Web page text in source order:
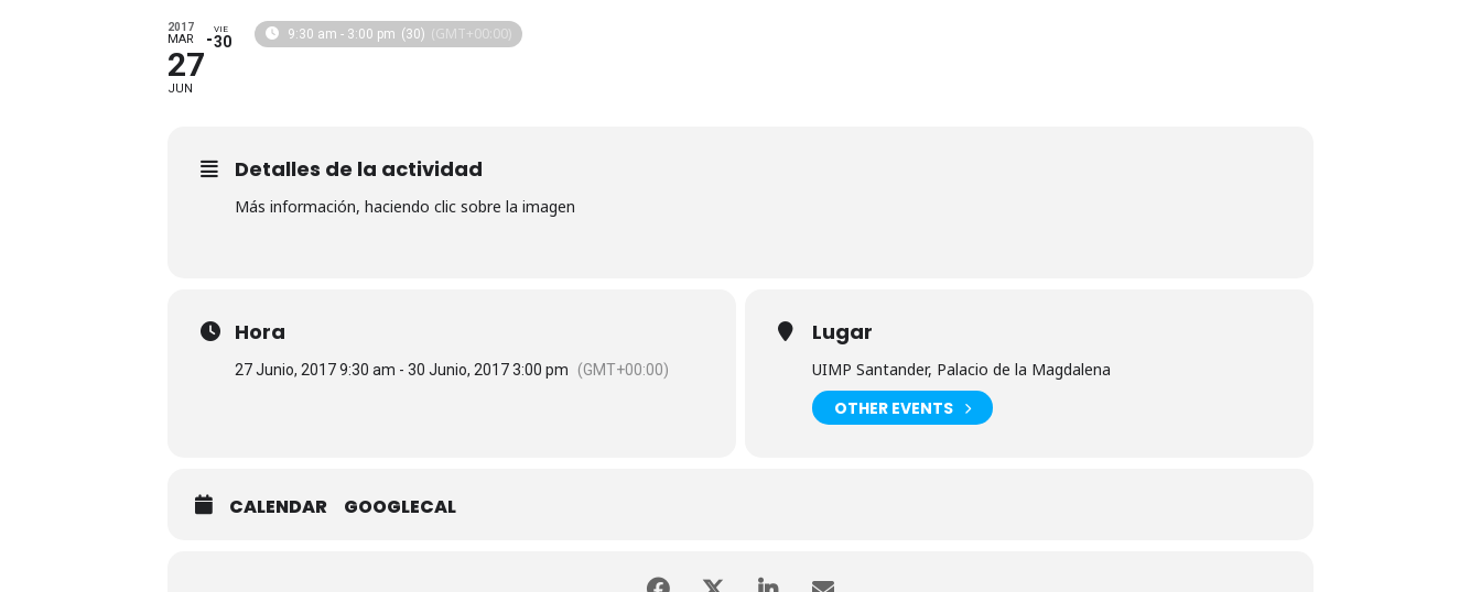
2017
MAR
27
JUN
VIE
30 9:30 am - 3:00 pm (30) (GMT+00:00)
Detalles de la actividad
Más información, haciendo clic sobre la imagen
Hora
27 Junio, 2017 9:30 am - 30 Junio, 2017 3:00 pm (GMT+00:00)
Lugar
UIMP Santander, Palacio de la Magdalena
OTHER EVENTS
CALENDAR GOOGLECAL